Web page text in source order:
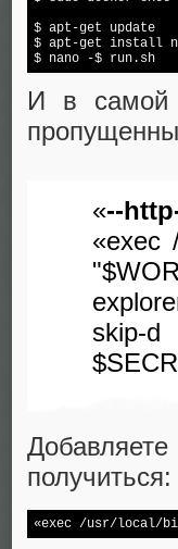
$ apt-get update
$ apt-get install
И в самой
«--
«exec
skip-
получиться:
«exec /usr/local/